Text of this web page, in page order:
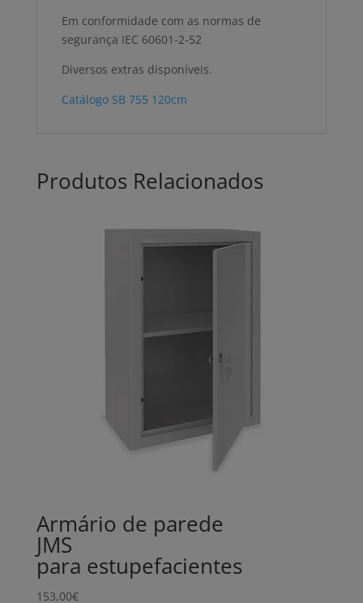
Em conformidade com as normas de
segurança IEC 60601-2-52
Diversos extras disponíveis.
Catálogo SB 755 120cm
Produtos Relacionados
Armário de parede
JMS
para estupefacientes
153,00€